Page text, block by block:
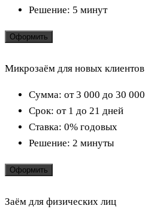
Решение: 5 минут
Оформить
Микрозаём для новых клиентов
Сумма: от 3 000 до 30 000
Срок: от 1 до 21 дней
Ставка: 0% годовых
Решение: 2 минуты
Оформить
Заём для физических лиц